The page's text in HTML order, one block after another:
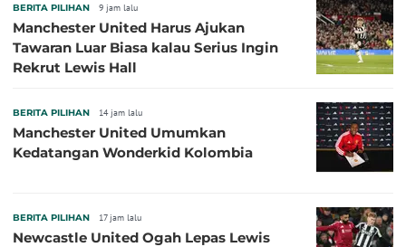
BERITA PILIHAN 9 jam lalu
Manchester United Harus Ajukan
Tawaran Luar Biasa kalau Serius Ingin
Rekrut Lewis Hall
BERITA PILIHAN 14 jam lalu
Manchester United Umumkan
Kedatangan Wonderkid Kolombia
BERITA PILIHAN 17 jam lalu
Newcastle United Ogah Lepas Lewis